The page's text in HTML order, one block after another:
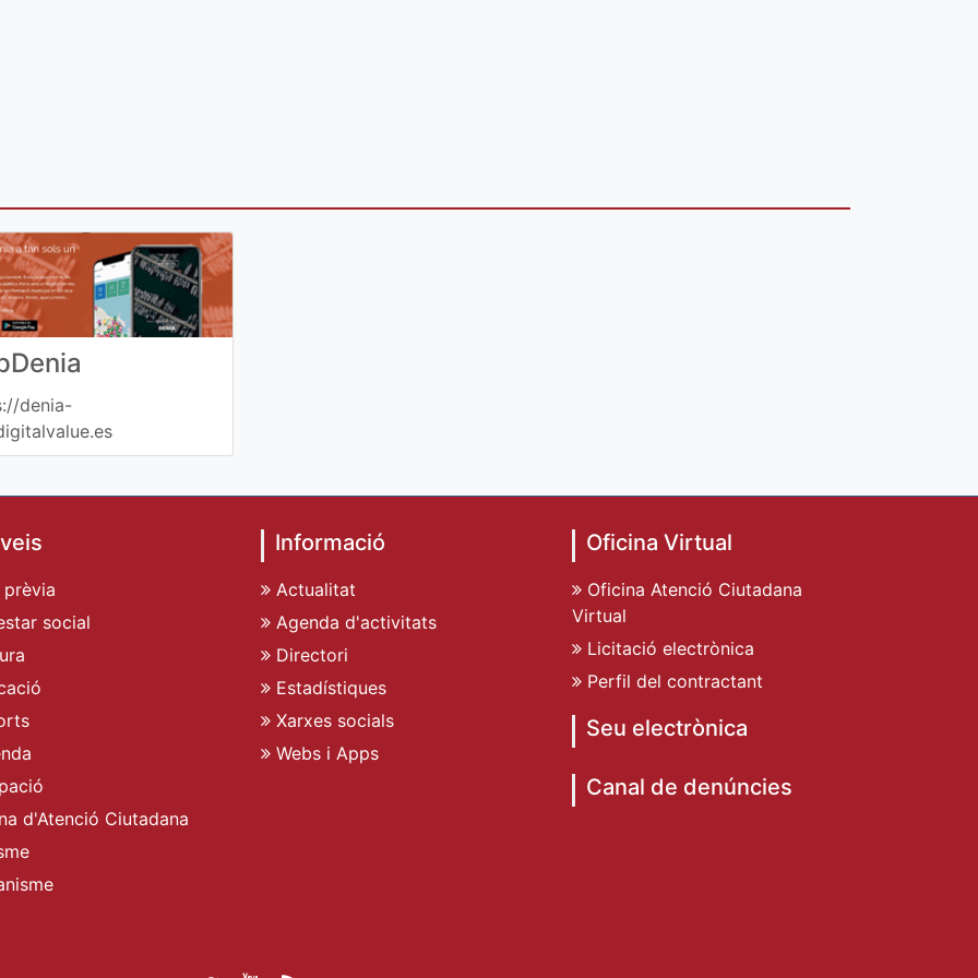
denia-
social
d'Atenció Ciutadana
Informació
Actualitat
Agenda d'activitats
Directori
Estadístiques
Xarxes socials
Webs i Apps
Oficina Virtual
Oficina Atenció Ciutadana
Virtual
Licitació electrònica
Perfil del contractant
Seu electrònica
Canal de denúncies